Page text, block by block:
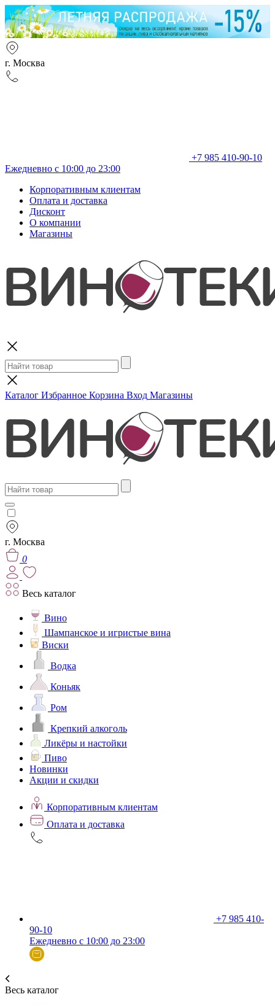
г. Москва
+7 985 410-90-10
Ежедневно с 10:00 до 23:00
Корпоративным клиентам
Оплата и доставка
Дисконт
О компании
Магазины
Каталог Избранное Корзина Вход Магазины
г. Москва
0
Весь каталог
Вино
Шампанское и игристые вина
Виски
Водка
Коньяк
Ром
Крепкий алкоголь
Ликёры и настойки
Пиво
Новинки
Акции и скидки
Корпоративным клиентам
Оплата и доставка
+7 985 410-
90-10
Ежедневно с 10:00 до 23:00
Весь каталог